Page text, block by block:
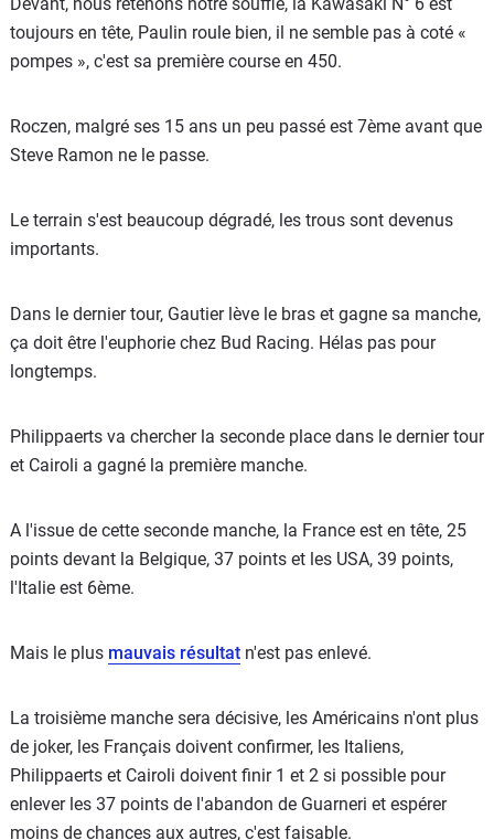
toujours en tête, Paulin roule bien, il ne semble pas à coté «
pompes », c'est sa première course en 450.
Roczen, malgré ses 15 ans un peu passé est 7ème avant que
Steve Ramon ne le passe.
Le terrain s'est beaucoup dégradé, les trous sont devenus
importants.
Dans le dernier tour, Gautier lève le bras et gagne sa manche,
ça doit être l'euphorie chez Bud Racing. Hélas pas pour
longtemps.
Philippaerts va chercher la seconde place dans le dernier tour
et Cairoli a gagné la première manche.
A l'issue de cette seconde manche, la France est en tête, 25
points devant la Belgique, 37 points et les USA, 39 points,
l'Italie est 6ème.
Mais le plus mauvais résultat n'est pas enlevé.
La troisième manche sera décisive, les Américains n'ont plus
de joker, les Français doivent confirmer, les Italiens,
Philippaerts et Cairoli doivent finir 1 et 2 si possible pour
enlever les 37 points de l'abandon de Guarneri et espérer
moins de chances aux autres, c'est faisable.